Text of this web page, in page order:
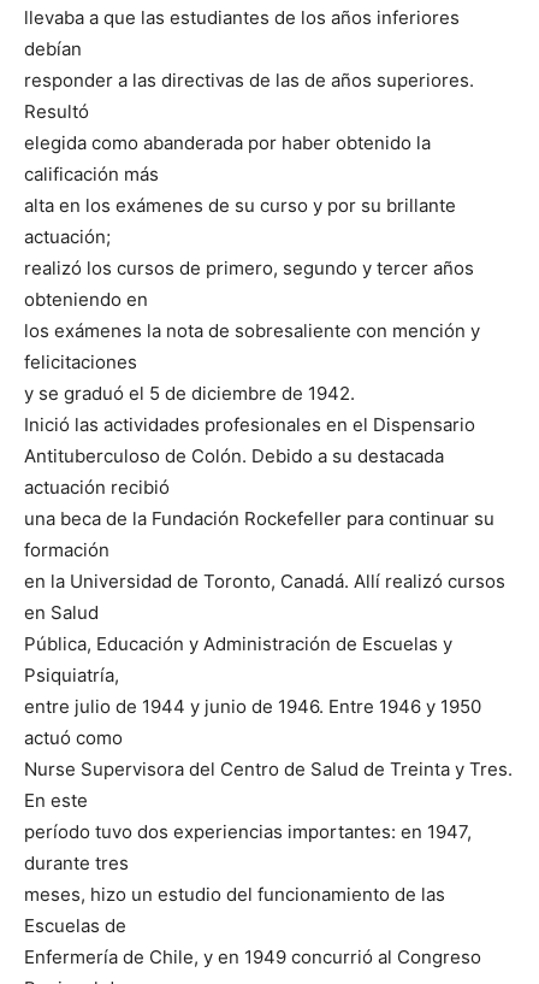
llevaba a que las estudiantes de los años inferiores
debían
responder a las directivas de las de años superiores.
Resultó
elegida como abanderada por haber obtenido la
calificación más
alta en los exámenes de su curso y por su brillante
actuación;
realizó los cursos de primero, segundo y tercer años
obteniendo en
los exámenes la nota de sobresaliente con mención y
felicitaciones
y se graduó el 5 de diciembre de 1942.
Inició las actividades profesionales en el Dispensario
Antituberculoso de Colón. Debido a su destacada
actuación recibió
una beca de la Fundación Rockefeller para continuar su
formación
en la Universidad de Toronto, Canadá. Allí realizó cursos
en Salud
Pública, Educación y Administración de Escuelas y
Psiquiatría,
entre julio de 1944 y junio de 1946. Entre 1946 y 1950
actuó como
Nurse Supervisora del Centro de Salud de Treinta y Tres.
En este
período tuvo dos experiencias importantes: en 1947,
durante tres
meses, hizo un estudio del funcionamiento de las
Escuelas de
Enfermería de Chile, y en 1949 concurrió al Congreso